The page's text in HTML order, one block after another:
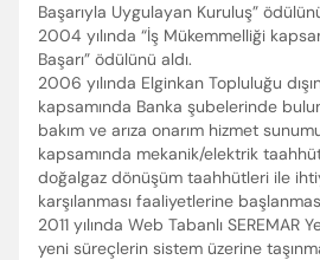
Başarıyla Uygulayan Kuruluş”
2004 yılında “İş Mükemmelliği
Başarı” ödülünü aldı.
2006 yılında Elginkan Topluluğu
kapsamında Banka şubelerinde
bakım ve arıza onarım hizmet
kapsamında mekanik/elektrik
doğalgaz dönüşüm taahhütleri ile
karşılanması faaliyetlerine
2011 yılında Web Tabanlı SEREMAR
yeni süreçlerin sistem üzerine